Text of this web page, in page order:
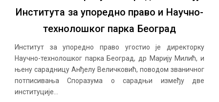
Института за упоредно право и Научно-
технолошког парка Београд
Институт за упоредно право угостио је директорку
Научно-технолошког парка Београд, др Марију Милић, и
њену сарадницу Анђелу Величковић, поводом званичног
потписивања Споразума о сарадњи између две
институције...